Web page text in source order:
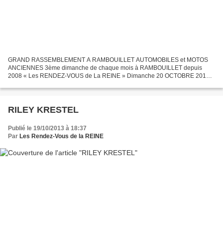
GRAND RASSEMBLEMENT A RAMBOUILLET AUTOMOBILES et MOTOS
ANCIENNES 3ème dimanche de chaque mois à RAMBOUILLET depuis
2008 « Les RENDEZ-VOUS de La REINE » Dimanche 20 OCTOBRE 2013
Accès...
RILEY KRESTEL
Publié le 19/10/2013 à 18:37
Par Les Rendez-Vous de la REINE